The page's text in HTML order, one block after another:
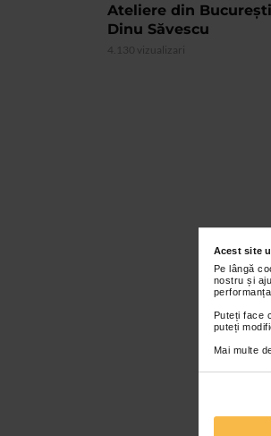
Acest site
Pe lângă
nostru și
Puteți face
puteți
Mai multe
Ateliere din
Dinu Săvescu
4.130 vizualizari